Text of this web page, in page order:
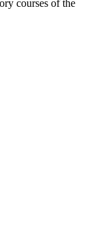
courses of the